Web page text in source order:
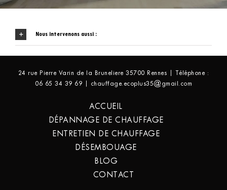
Nous intervenons aussi :
24 rue Pierre Varin de la Bruneliere 35700 Rennes | Téléphone :
06 65 34 39 69 | chauffage.ecoplus35@gmail.com
ACCUEIL
DÉPANNAGE DE CHAUFFAGE
ENTRETIEN DE CHAUFFAGE
DÉSEMBOUAGE
BLOG
CONTACT